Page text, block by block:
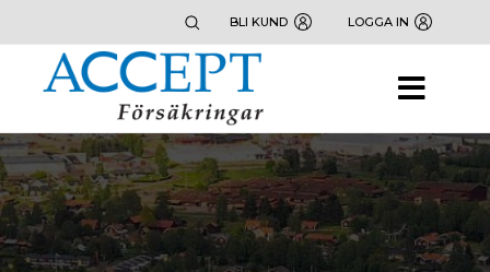
LOGGA IN
BLI KUND